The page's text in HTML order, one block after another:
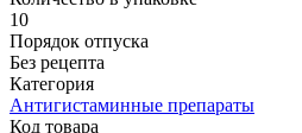
10
Порядок отпуска
Без рецепта
Категория
Антигистаминные препараты
Код товара